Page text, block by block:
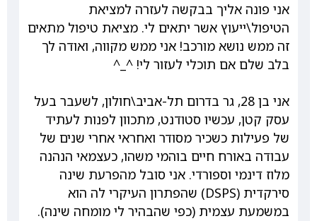
אני פונה אליך בבקשה לעזרה למציאת
הטיפול\ייעוץ אשר יתאים לי. מציאת טיפול מתאים
זה ממש נושא מורכב! אני ממש מקווה, ואודה לך
בלב שלם אם תוכלי לעזור לי! ^_^
אני בן 28, גר בדרום תל-אביב\חולון, לשעבר בעל
עסק קטן, עכשיו סטודנט, מתכוון לפנות לעתיד
של פעילות כשכיר מסודר ואחראי אחרי שנים של
עבודה באורח חיים בוהמי משהו, כעצמאי הנהנה
מלוז דינמי וספורדי. אני סובל מהפרעת שינה
סירקדית (DSPS) שהפתרון העיקרי לה הוא
במשמעת עצמית (כפי שהבהיר לי מומחה שינה).